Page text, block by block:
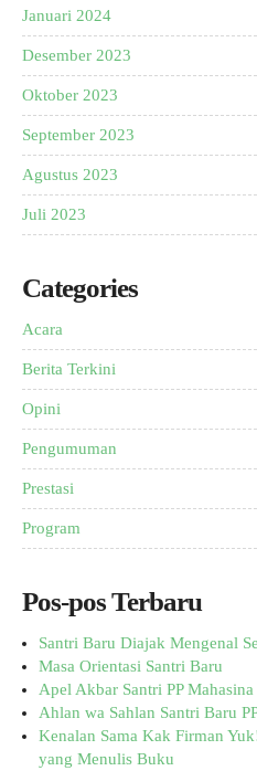
Januari 2024
Desember 2023
Oktober 2023
September 2023
Agustus 2023
Juli 2023
Categories
Acara
Berita Terkini
Opini
Pengumuman
Prestasi
Program
Pos-pos Terbaru
Santri Baru Diajak Mengenal
Masa Orientasi Santri Baru
Apel Akbar Santri PP Mahasina
Ahlan wa Sahlan Santri Baru
Kenalan Sama Kak Firman
yang Menulis Buku